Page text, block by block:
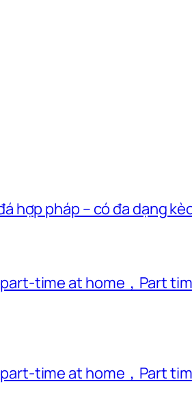
hợp pháp – có đa dạng
time at home，Part
time at home，Part